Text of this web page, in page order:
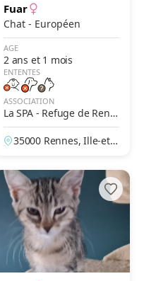
Fuar
Chat - Européen
AGE
2 ans et 1 mois
ENTENTES
ASSOCIATION
La SPA - Refuge de Renn
es
35000 Rennes, Ille-et-V